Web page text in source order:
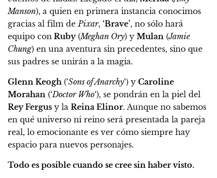
Manson), a quien en primera instancia conocimos
gracias al film de Pixar, ‘Brave’, no sólo hará
equipo con Ruby(Meghan Ory) y Mulan (Jamie
Chung) en una aventura sin precedentes, sino que
sus padres se unirán a la magia.
Glenn Keogh (‘Sons of Anarchy‘) y Caroline
Morahan (‘Doctor Who‘), se pondrán en la piel del
Rey Fergus y la Reina Elinor. Aunque no sabemos
en qué universo ni reino será presentada la pareja
real, lo emocionante es ver cómo siempre hay
espacio para nuevos personajes.
Todo es posible cuando se cree sin haber visto.